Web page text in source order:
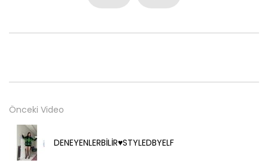
Önceki Video
DENEYENLERBİLİR♥️STYLEDBYELF